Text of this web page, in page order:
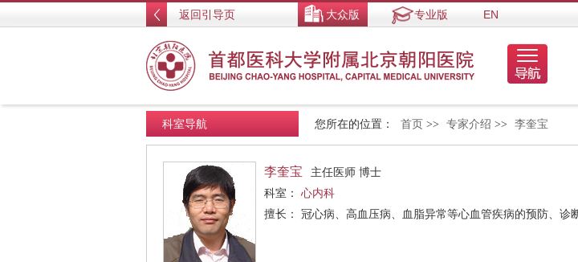
返回引导页 大众版 专业版 EN
您所在的位置： 首页 >> 专家介绍 >> 李奎宝
科室导航
李奎宝
主任医师 博士
科室： 心内科
擅长： 冠心病、高血压病、血脂异常等心血管疾病的预防、诊